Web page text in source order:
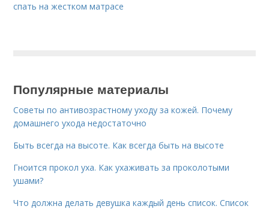
спать на жестком матрасе
Популярные материалы
Советы по антивозрастному уходу за кожей. Почему
домашнего ухода недостаточно
Быть всегда на высоте. Как всегда быть на высоте
Гноится прокол уха. Как ухаживать за проколотыми
ушами?
Что должна делать девушка каждый день список. Список